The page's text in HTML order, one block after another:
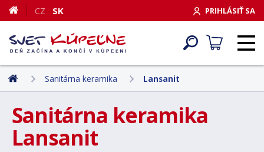
PRIHLÁSIŤ SA
CZ SK
Sanitárna keramika Lansanit
Sanitárna keramika
Lansanit